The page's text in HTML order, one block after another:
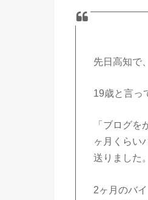
先日高知で
19歳と言っ
「ブログ
ヶ月くらい
送りました。
2ヶ月のバ